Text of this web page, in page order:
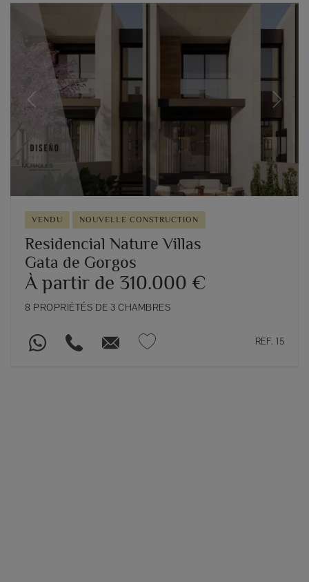
Previous Next
VENDU NOUVELLE CONSTRUCTION
Residencial Nature Villas
Gata de Gorgos
À partir de 310.000 €
8 PROPRIÉTÉS DE 3 CHAMBRES
REF. 15